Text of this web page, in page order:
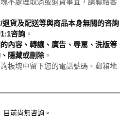
不處理取消或退貨事宜，請聯絡客
貨及配送等與商品本身無關的咨詢
咨詢 。
的內容、轉讓、廣告、辱罵、洗版等
隱藏或刪除。
板塊中留下您的電話號碼、郵箱地
目前尚無咨詢。